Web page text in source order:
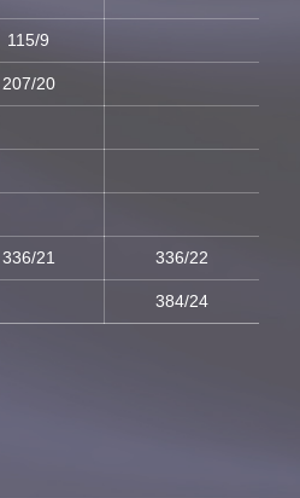
115/9
207/20
336/21 336/22
384/24